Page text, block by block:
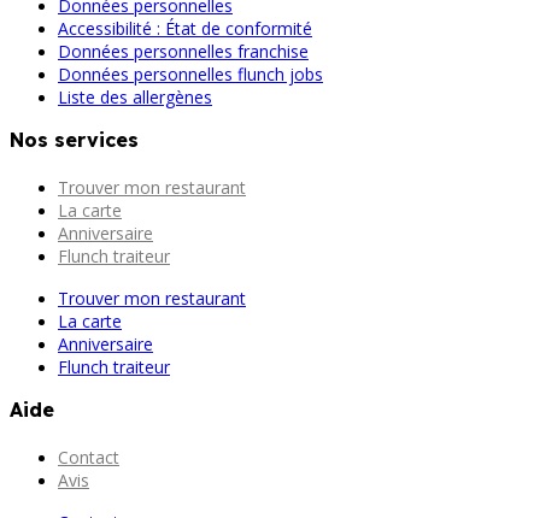
Données personnelles
Accessibilité : État de conformité
Données personnelles franchise
Données personnelles flunch jobs
Liste des allergènes
Nos services
Trouver mon restaurant
La carte
Anniversaire
Flunch traiteur
Trouver mon restaurant
La carte
Anniversaire
Flunch traiteur
Aide
Contact
Avis